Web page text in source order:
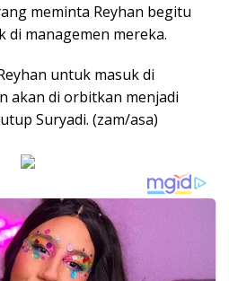
meminta Reyhan begitu
di managemen mereka.
untuk masuk di
akan di orbitkan menjadi
Suryadi. (zam/asa)